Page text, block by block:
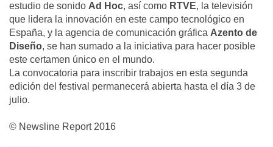
estudio de sonido Ad Hoc, así como RTVE, la televisión
que lidera la innovación en este campo tecnológico en
España, y la agencia de comunicación gráfica Azento de
Diseño, se han sumado a la iniciativa para hacer posible
este certamen único en el mundo.
La convocatoria para inscribir trabajos en esta segunda
edición del festival permanecerá abierta hasta el día 3 de
julio.
© Newsline Report 2016